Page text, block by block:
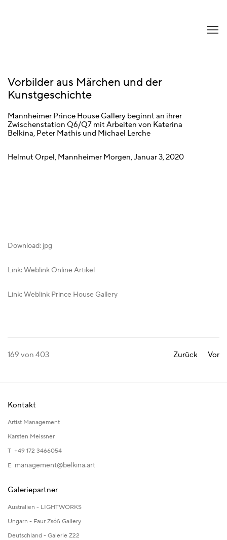
Vorbilder aus Märchen und der
Kunstgeschichte
Mannheimer Prince House Gallery beginnt an ihrer
Zwischenstation Q6/Q7 mit Arbeiten von Katerina
Belkina, Peter Mathis und Michael Lerche
Helmut Orpel, Mannheimer Morgen, Januar 3, 2020
Download: jpg
Link: Weblink Online Artikel
Link: Weblink Prince House Gallery
Zurück Vor
169 von 403
Kontakt
Artist Management
Karsten Meissner
T +49 172 3466054
E management@belkina.art
Galeriepartner
Australien - LIGHTWORKS
Ungarn - Faur Zsófi Gallery
Deutschland - Galerie Z22